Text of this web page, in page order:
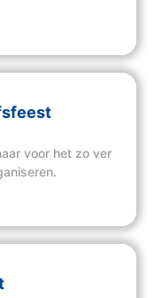
voor het zo ver